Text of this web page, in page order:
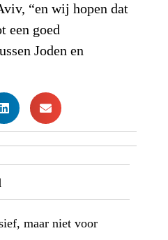
“en wij hopen dat
een goed
Joden en
maar niet voor